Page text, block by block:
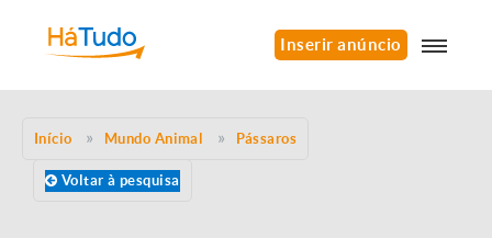
Inserir anúncio
Início Mundo Animal Pássaros
Voltar à pesquisa